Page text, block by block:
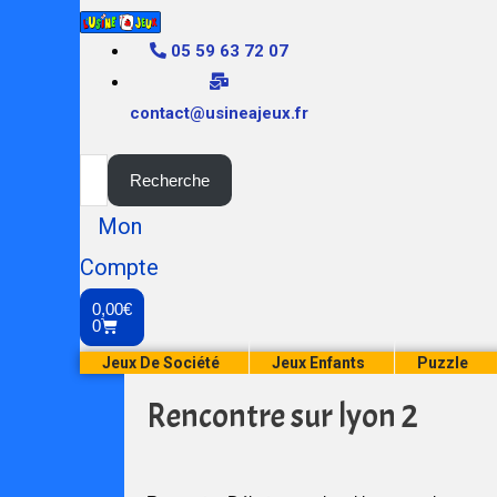
05 59 63 72 07
contact@usineajeux.fr
Recherche
Mon
Compte
0,00€
0
Jeux De Société Jeux Enfants Puzzle
Rencontre sur lyon 2